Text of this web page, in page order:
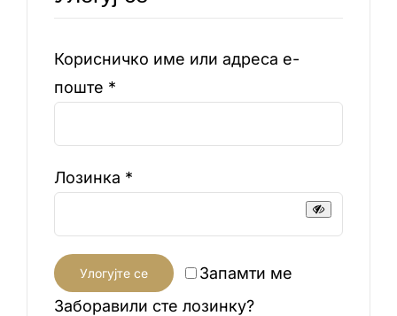
Корисничко име или адреса е-
поште *
Лозинка *
Запамти ме
Улогујте се
Заборавили сте лозинку?